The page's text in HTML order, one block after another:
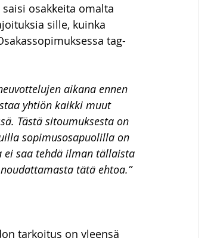
osakkeita omalta
sille, kuinka
tag-
aikana ennen
yhtiön kaikki muut
Tästä sitoumuksesta on
sopimusosapuolilla on
ei saa tehdä ilman tällaista
tätä ehtoa.”
tarkoitus on yleensä